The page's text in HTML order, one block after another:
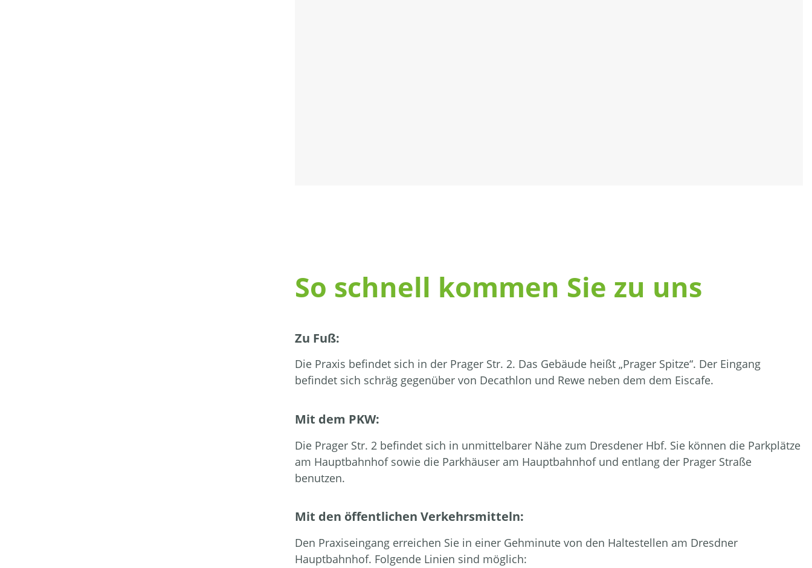
So schnell kommen Sie zu uns
Zu Fuß:
Die Praxis befindet sich in der Prager Str. 2. Das Gebäude heißt „Prager Spitze“. Der Eingang
befindet sich schräg gegenüber von Decathlon und Rewe neben dem dem Eiscafe.
Mit dem PKW:
Die Prager Str. 2 befindet sich in unmittelbarer Nähe zum Dresdener Hbf. Sie können die Parkplätze
am Hauptbahnhof sowie die Parkhäuser am Hauptbahnhof und entlang der Prager Straße
benutzen.
Mit den öffentlichen Verkehrsmitteln:
Den Praxiseingang erreichen Sie in einer Gehminute von den Haltestellen am Dresdner
Hauptbahnhof. Folgende Linien sind möglich: